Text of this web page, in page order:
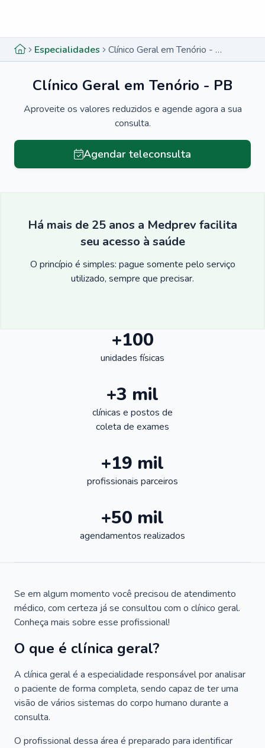
Especialidades Clínico Geral em Tenório - PB
Clínico Geral em Tenório - PB
Aproveite os valores reduzidos e agende agora a sua
consulta.
Agendar teleconsulta
Há mais de 25 anos a Medprev facilita
seu acesso à saúde
O princípio é simples: pague somente pelo serviço
utilizado, sempre que precisar.
+100
unidades físicas
+3 mil
clínicas e postos de
coleta de exames
+19 mil
profissionais parceiros
+50 mil
agendamentos realizados
Se em algum momento você precisou de atendimento
médico, com certeza já se consultou com o clínico geral.
Conheça mais sobre esse profissional!
O que é clínica geral?
A clínica geral é a especialidade responsável por analisar
o paciente de forma completa, sendo capaz de ter uma
visão de vários sistemas do corpo humano durante a
consulta.
O profissional dessa área é preparado para identificar